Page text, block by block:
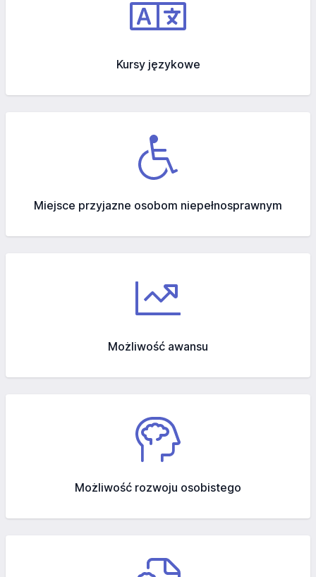
Kursy językowe
Miejsce przyjazne osobom niepełnosprawnym
Możliwość awansu
Możliwość rozwoju osobistego